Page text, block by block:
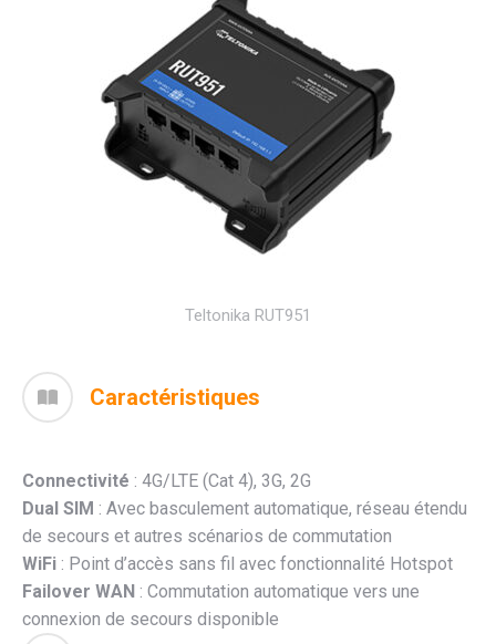
Teltonika RUT951
Caractéristiques
Connectivité : 4G/LTE (Cat 4), 3G, 2G
Dual SIM : Avec basculement automatique, réseau étendu
de secours et autres scénarios de commutation
WiFi : Point d’accès sans fil avec fonctionnalité Hotspot
Failover WAN : Commutation automatique vers une
connexion de secours disponible